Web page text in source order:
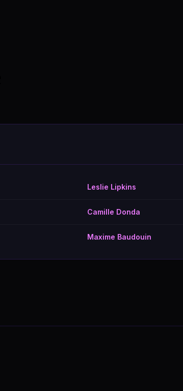
Leslie Lipkins
Camille Donda
Maxime Baudouin